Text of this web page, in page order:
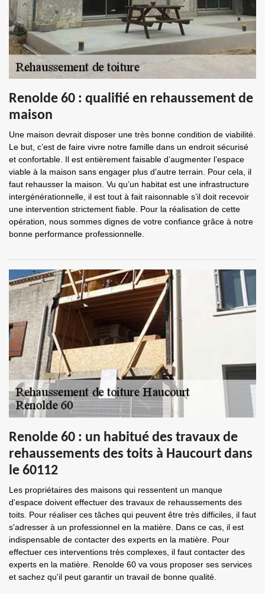
Renolde 60 : qualifié en rehaussement de
maison
Une maison devrait disposer une très bonne condition de viabilité.
Le but, c’est de faire vivre notre famille dans un endroit sécurisé
et confortable. Il est entièrement faisable d’augmenter l’espace
viable à la maison sans engager plus d’autre terrain. Pour cela, il
faut rehausser la maison. Vu qu’un habitat est une infrastructure
intergénérationnelle, il est tout à fait raisonnable s’il doit recevoir
une intervention strictement fiable. Pour la réalisation de cette
opération, nous sommes dignes de votre confiance grâce à notre
bonne performance professionnelle.
Renolde 60 : un habitué des travaux de
rehaussements des toits à Haucourt dans
le 60112
Les propriétaires des maisons qui ressentent un manque
d'espace doivent effectuer des travaux de rehaussements des
toits. Pour réaliser ces tâches qui peuvent être très difficiles, il faut
s'adresser à un professionnel en la matière. Dans ce cas, il est
indispensable de contacter des experts en la matière. Pour
effectuer ces interventions très complexes, il faut contacter des
experts en la matière. Renolde 60 va vous proposer ses services
et sachez qu'il peut garantir un travail de bonne qualité.